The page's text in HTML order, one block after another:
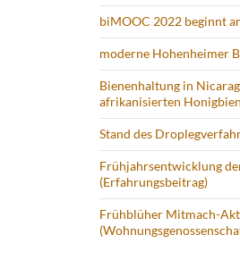
biMOOC 2022 beginnt
moderne Hohenheimer
Bienenhaltung in
afrikanisierten
Stand des
Frühjahrsentwicklung
(Erfahrungsbeitrag)
Frühblüher Mitmach-